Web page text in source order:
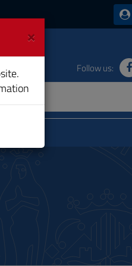
Follow us:
×